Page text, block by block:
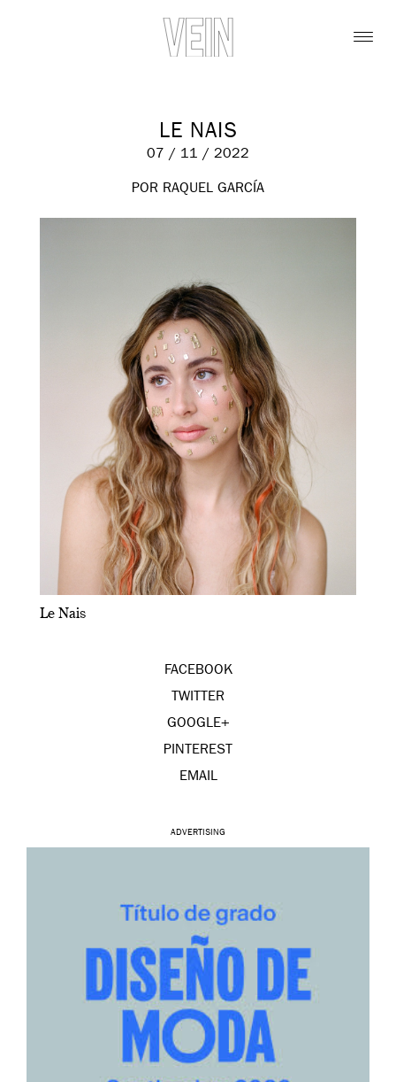
LE NAIS
07 / 11 / 2022
POR RAQUEL GARCÍA
Le Nais
FACEBOOK
TWITTER
GOOGLE+
PINTEREST
EMAIL
ADVERTISING